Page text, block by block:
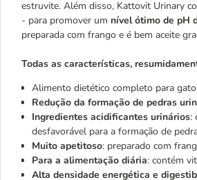
estruvite. Além disso, Kattovit Urinary
- para promover um nível ótimo de pH
preparada com frango e é bem aceite
Todas as características,
Alimento dietético completo para
Redução da formação de pedras
Ingredientes acidificantes urinários:
desfavorável para a formação de
Muito apetitoso: preparado com
Para a alimentação diária: contém
Alta densidade energética e